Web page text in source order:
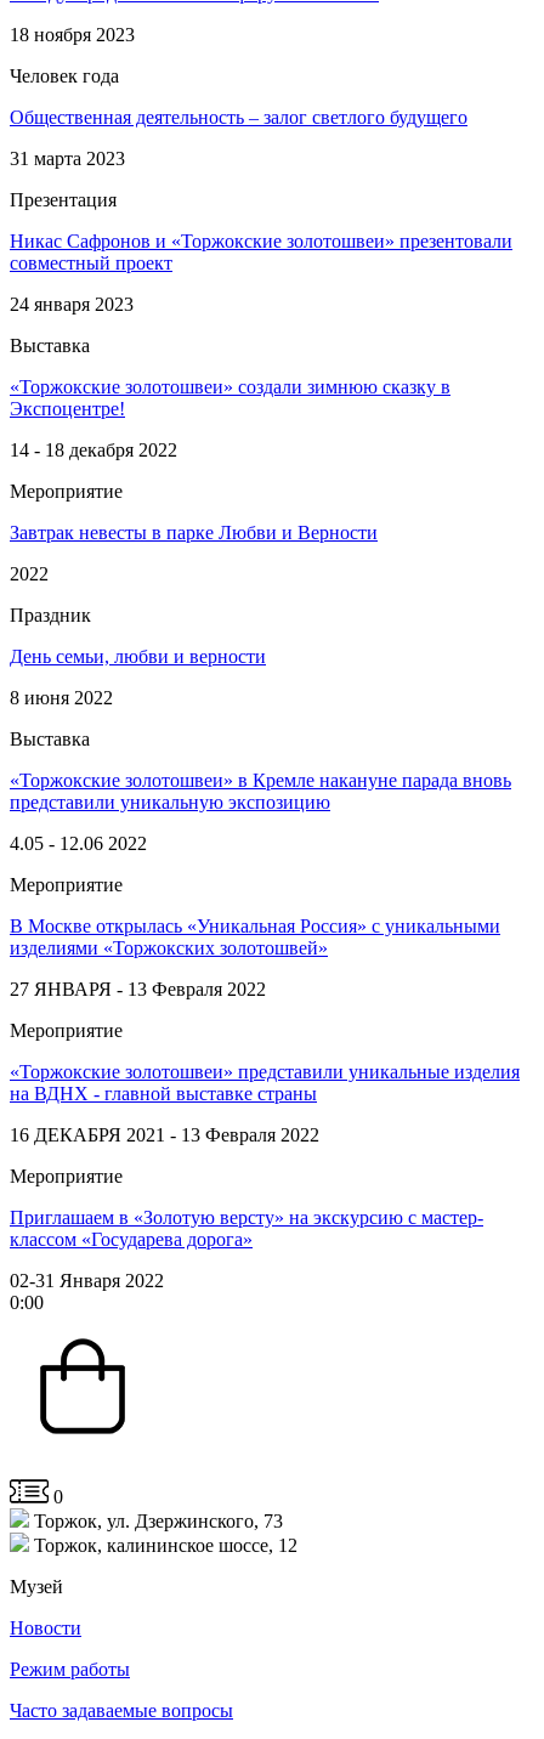
18 ноября 2023
Человек года
Общественная деятельность – залог светлого будущего
31 марта 2023
Презентация
Никас Сафронов и «Торжокские золотошвеи» презентовали
совместный проект
24 января 2023
Выставка
«Торжокские золотошвеи» создали зимнюю сказку в
Экспоцентре!
14 - 18 декабря 2022
Мероприятие
Завтрак невесты в парке Любви и Верности
2022
Праздник
День семьи, любви и верности
8 июня 2022
Выставка
«Торжокские золотошвеи» в Кремле накануне парада вновь
представили уникальную экспозицию
4.05 - 12.06 2022
Мероприятие
В Москве открылась «Уникальная Россия» с уникальными
изделиями «Торжокских золотошвей»
27 ЯНВАРЯ - 13 Февраля 2022
Мероприятие
«Торжокские золотошвеи» представили уникальные изделия
на ВДНХ - главной выставке страны
16 ДЕКАБРЯ 2021 - 13 Февраля 2022
Мероприятие
Приглашаем в «Золотую версту» на экскурсию с мастер-
классом «Государева дорога»
02-31 Января 2022
0:00
0
Торжок, ул. Дзержинского, 73
Торжок, калининское шоссе, 12
Музей
Новости
Режим работы
Часто задаваемые вопросы